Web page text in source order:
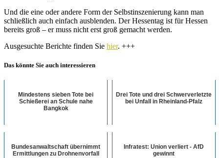
Und die eine oder andere Form der Selbstinszenierung kann man
schließlich auch einfach ausblenden. Der Hessentag ist für Hessen
bereits groß – er muss nicht erst groß gemacht werden.
Ausgesuchte Berichte finden Sie hier. +++
Das könnte Sie auch interessieren
Mindestens sieben Tote bei
Schießerei an Schule nahe
Bangkok
Drei Tote und drei Schwerverletzte
bei Unfall in Rheinland-Pfalz
Bundesanwaltschaft übernimmt
Ermittlungen zu Drohnenvorfall
Infratest: Union verliert - AfD
gewinnt